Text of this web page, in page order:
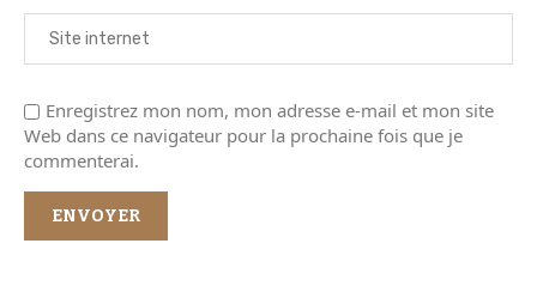
Enregistrez mon nom, mon adresse e-mail et mon site
Web dans ce navigateur pour la prochaine fois que je
commenterai.